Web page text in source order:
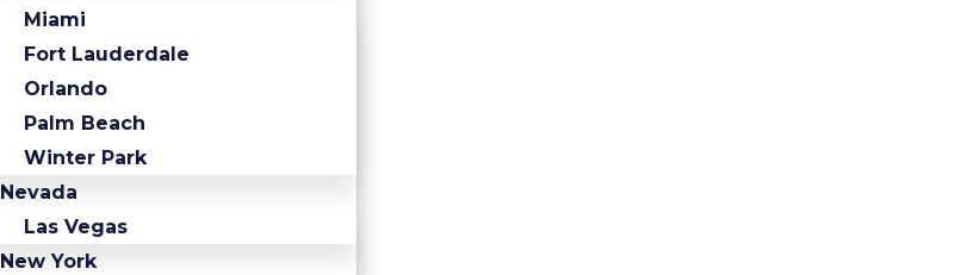
Miami
Fort Lauderdale
Orlando
Palm Beach
Winter Park
Nevada
Las Vegas
New York